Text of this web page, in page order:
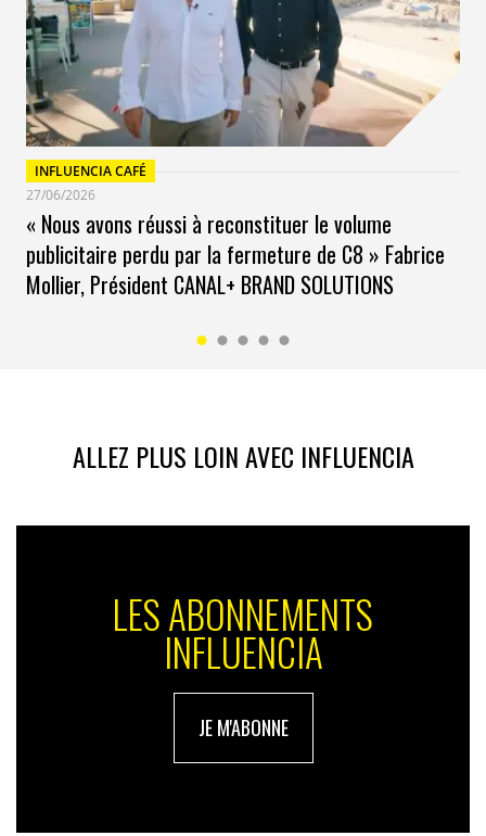
INFLUENCIA CAFÉ
27/06/2026
« Nous avons réussi à reconstituer le volume
publicitaire perdu par la fermeture de C8 » Fabrice
Mollier, Président CANAL+ BRAND SOLUTIONS
ALLEZ PLUS LOIN AVEC INFLUENCIA
LES ABONNEMENTS
INFLUENCIA
JE M'ABONNE